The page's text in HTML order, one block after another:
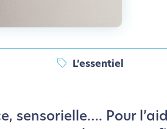
L’essentiel
sensorielle…. Pour